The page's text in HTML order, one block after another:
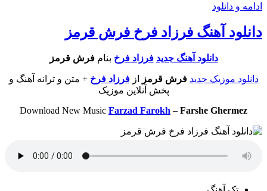
ادامه و دانلود
دانلود آهنگ فرزاد فرخ فرش قرمز
دانلود آهنگ جدید فرزاد فرخ بنامفرش قرمز
دانلود موزیک جدید فرش قرمز ازفرزاد فرخ + متن و ترانه آهنگ و
پخش آنلاین موزیک
Download New Music Farzad Farokh – Farshe Ghermez